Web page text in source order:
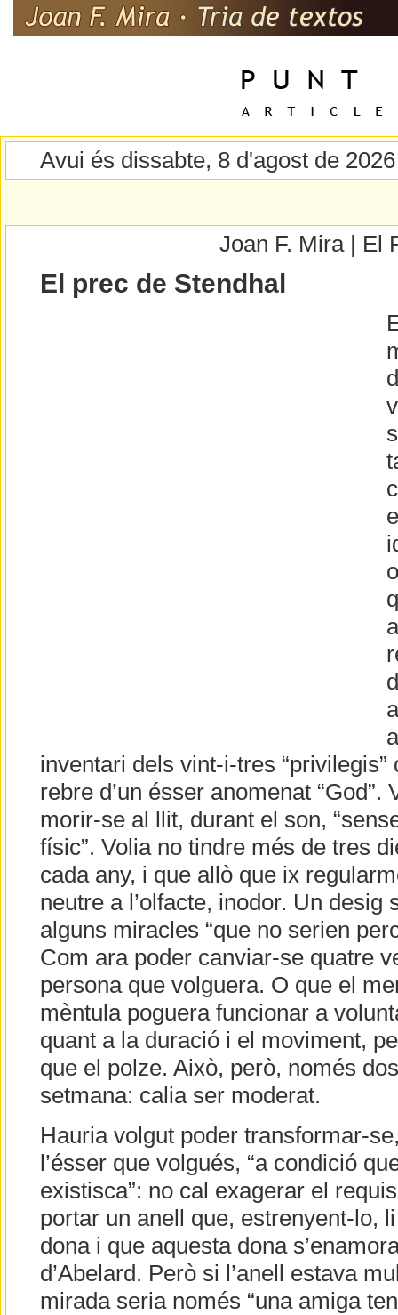
Avui és dissabte, 8 d'agost de 2026
Joan F. Mira |
El prec de Stendhal
inventari dels vint-i-tres “privilegis”
rebre d’un ésser anomenat “God”.
morir-se al llit, durant el son,
físic”. Volia no tindre més de tres
cada any, i que allò que ix
neutre a l’olfacte, inodor. Un desig
alguns miracles “que no serien
Com ara poder canviar-se quatre
persona que volguera. O que el
mèntula poguera funcionar a
quant a la duració i el moviment,
que el polze. Això, però, només
setmana: calia ser moderat.
Hauria volgut poder transformar-
l’ésser que volgués, “a condició
existisca”: no cal exagerar el
portar un anell que, estrenyent-lo,
dona i que aquesta dona
d’Abelard. Però si l’anell estava
mirada seria només “una amiga